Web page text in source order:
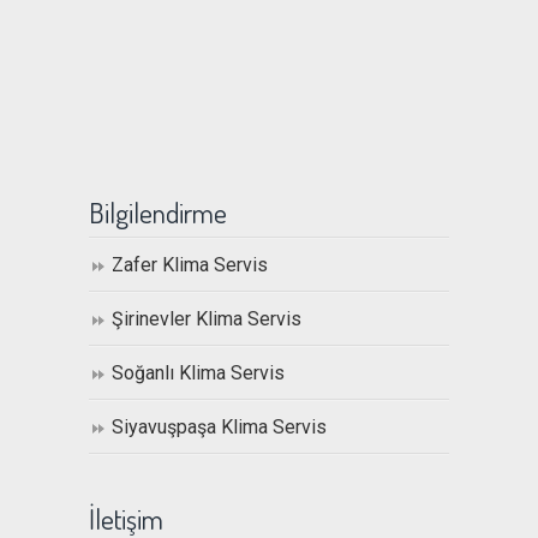
Bilgilendirme
Zafer Klima Servis
Şirinevler Klima Servis
Soğanlı Klima Servis
Siyavuşpaşa Klima Servis
İletişim